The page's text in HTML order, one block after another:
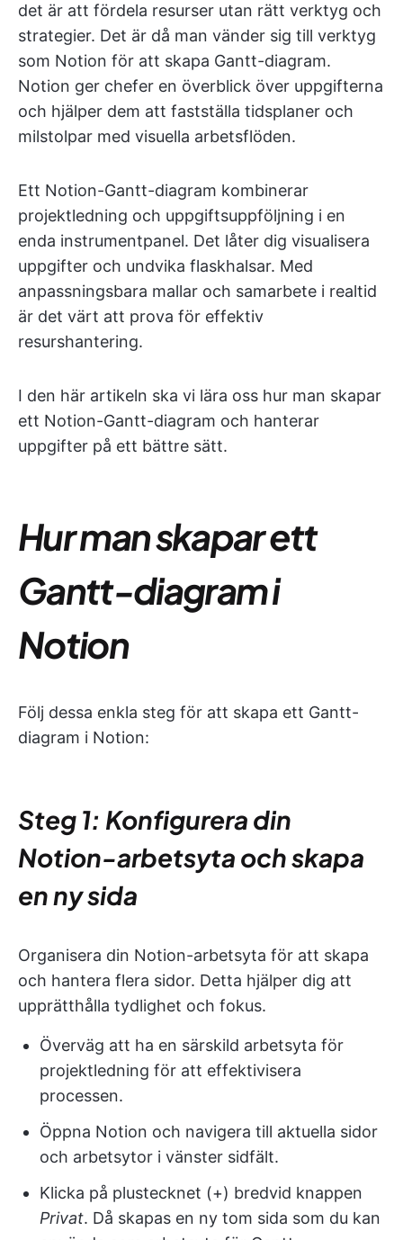
det är att fördela resurser utan rätt verktyg och
strategier. Det är då man vänder sig till verktyg
som Notion för att skapa Gantt-diagram.
Notion ger chefer en överblick över uppgifterna
och hjälper dem att fastställa tidsplaner och
milstolpar med visuella arbetsflöden.
Ett Notion-Gantt-diagram kombinerar
projektledning och uppgiftsuppföljning i en
enda instrumentpanel. Det låter dig visualisera
uppgifter och undvika flaskhalsar. Med
anpassningsbara mallar och samarbete i realtid
är det värt att prova för effektiv
resurshantering.
I den här artikeln ska vi lära oss hur man skapar
ett Notion-Gantt-diagram och hanterar
uppgifter på ett bättre sätt.
Hur man skapar ett
Gantt-diagram i
Notion
Följ dessa enkla steg för att skapa ett Gantt-
diagram i Notion:
Steg 1: Konfigurera din
Notion-arbetsyta och skapa
en ny sida
Organisera din Notion-arbetsyta för att skapa
och hantera flera sidor. Detta hjälper dig att
upprätthålla tydlighet och fokus.
Överväg att ha en särskild arbetsyta för
projektledning för att effektivisera
processen.
Öppna Notion och navigera till aktuella sidor
och arbetsytor i vänster sidfält.
Klicka på plustecknet (+) bredvid knappen
Privat. Då skapas en ny tom sida som du kan